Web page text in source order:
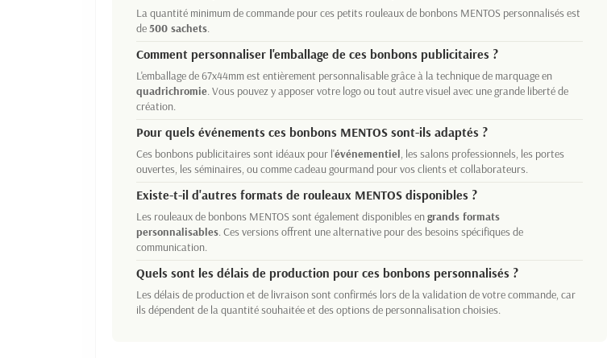
La quantité minimum de commande pour ces petits rouleaux de bonbons MENTOS personnalisés est
de500 sachets
Comment personnaliser l'emballage de ces bonbons publicitaires ?
L'emballage de 67x44mm est entièrement personnalisable grâce à la technique de marquage en
quadrichromie . Vous pouvez y apposer votre logo ou tout autre visuel avec une grande liberté de
création.
Pour quels événements ces bonbons MENTOS sont-ils adaptés ?
Ces bonbons publicitaires sont idéaux pour l'événementiel , les salons professionnels, les portes
ouvertes, les séminaires, ou comme cadeau gourmand pour vos clients et collaborateurs.
Existe-t-il d'autres formats de rouleaux MENTOS disponibles ?
Les rouleaux de bonbons MENTOS sont également disponibles engrands formats
personnalisables . Ces versions offrent une alternative pour des besoins spécifiques de
communication.
Quels sont les délais de production pour ces bonbons personnalisés ?
Les délais de production et de livraison sont confirmés lors de la validation de votre commande, car
ils dépendent de la quantité souhaitée et des options de personnalisation choisies.